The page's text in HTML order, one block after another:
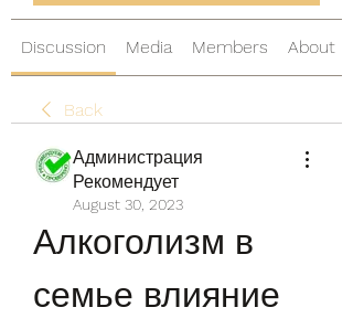
Discussion Media Members About
Back
Администрация
Рекомендует
August 30, 2023
Алкоголизм в
семье влияние